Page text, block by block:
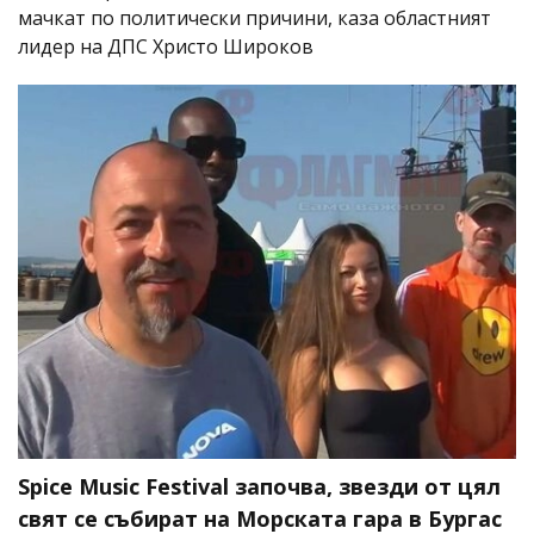
мачкат по политически причини, каза областният
лидер на ДПС Христо Широков
Spice Music Festival започва, звезди от цял
свят се събират на Морската гара в Бургас